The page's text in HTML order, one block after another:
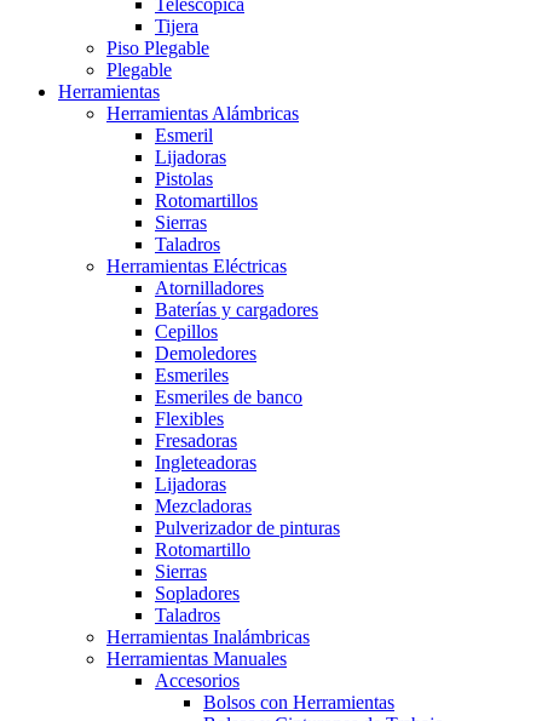
Tijera
Piso Plegable
Plegable
Herramientas
Herramientas Alámbricas
Esmeril
Lijadoras
Pistolas
Rotomartillos
Sierras
Taladros
Herramientas Eléctricas
Atornilladores
Baterías y cargadores
Cepillos
Demoledores
Esmeriles
Esmeriles de banco
Flexibles
Fresadoras
Ingleteadoras
Lijadoras
Mezcladoras
Pulverizador de pinturas
Rotomartillo
Sierras
Sopladores
Taladros
Herramientas Inalámbricas
Herramientas Manuales
Accesorios
Bolsos con Herramientas